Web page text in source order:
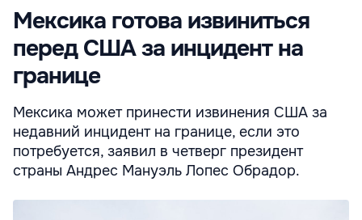
Мексика готова извиниться
перед США за инцидент на
границе
Мексика может принести извинения США за
недавний инцидент на границе, если это
потребуется, заявил в четверг президент
страны Андрес Мануэль Лопес Обрадор.